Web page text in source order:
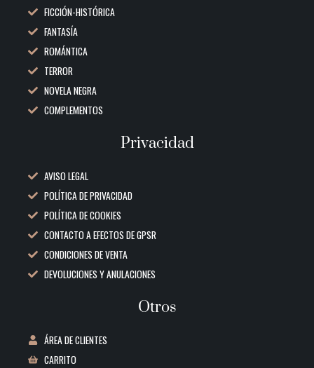
FICCIÓN-HISTÓRICA
FANTASÍA
ROMÁNTICA
TERROR
NOVELA NEGRA
COMPLEMENTOS
Privacidad
AVISO LEGAL
POLÍTICA DE PRIVACIDAD
POLÍTICA DE COOKIES
CONTACTO A EFECTOS DE GPSR
CONDICIONES DE VENTA
DEVOLUCIONES Y ANULACIONES
Otros
ÁREA DE CLIENTES
CARRITO